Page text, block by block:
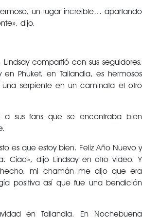
un lugar increíble… apartando
dijo.
compartió con sus seguidores,
en Phuket, en Tailandia, es hermosos
serpiente en un caminata el otro
a sus fans que se encontraba bien
es que estoy bien. Feliz Año Nuevo y
Ciao», dijo Lindsay en otro video. Y
mi chamán me dijo que era
positiva así que fue una bendición
en Tailandia. En Nochebuena